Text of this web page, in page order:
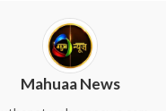
Mahuaa News